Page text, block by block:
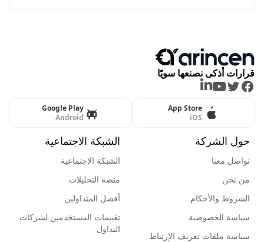
قرارات أذكى نصنعها سويًا
Facebook
Twitter
Youtube
LinkedIn
App Store
iOS
Google Play
Android
حول الشركة
تواصل معنا
من نحن
الشروط والأحكام
سياسة الخصوصية
سياسة ملفات تعريف الإرتباط
الشبكة الاجتماعية
الشبكة الاجتماعية
منصة التحليلات
أفضل المتداولين
تقييمات المستخدمين لشركات
التداول